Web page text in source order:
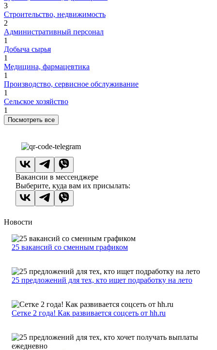
3
Строительство, недвижимость
2
Административный персонал
1
Добыча сырья
1
Медицина, фармацевтика
1
Производство, сервисное обслуживание
1
Сельское хозяйство
1
Посмотреть все
Вакансии в мессенджере
Выберите, куда вам их присылать:
Новости
25 вакансий со сменным графиком
25 предложений для тех, кто ищет подработку на лето
Сетке 2 года! Как развивается соцсеть от hh.ru